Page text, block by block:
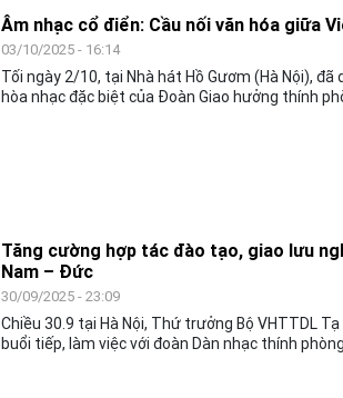
Âm nhạc cổ điển: Cầu nối văn hóa giữa
03/10/2025 - 16:14
Tối ngày 2/10, tại Nhà hát Hồ Gươm (Hà Nội),
hòa nhạc đặc biệt của Đoàn Giao hưởng thính
Tăng cường hợp tác đào tạo, giao lưu
Nam – Đức
30/09/2025 - 23:09
Chiều 30.9 tại Hà Nội, Thứ trưởng Bộ VHTTDL
buổi tiếp, làm việc với đoàn Dàn nhạc thính